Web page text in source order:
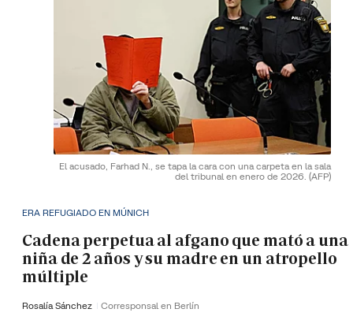
El acusado, Farhad N., se tapa la cara con una carpeta en la sala
del tribunal en enero de 2026. (AFP)
ERA REFUGIADO EN MÚNICH
Cadena perpetua al afgano que mató a una
niña de 2 años y su madre en un atropello
múltiple
Rosalía Sánchez Corresponsal en Berlín